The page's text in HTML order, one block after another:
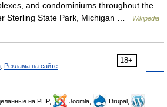
and condominiums throughout the
Sterling State Park, Michigan …
Wikipedia
18+
Реклама на сайте
на PHP, Joomla,
Drupal,